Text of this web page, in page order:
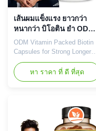
Western Union Product
Images Product Packaging
Company
เส้นผมแข็งแรง ยาวกว่า
หนากว่า บิโอติน ยํา ODM
วิตามิน
ODM Vitamin Packed Biotin
Capsules for Strong Longer
Thicker Hair Product
Overview Professional hair
care pills formulated with
through essential vitamin
supplementation. Attribute
Value Service OEM ODM
หา ราคา ที่ ดี ที่สุด